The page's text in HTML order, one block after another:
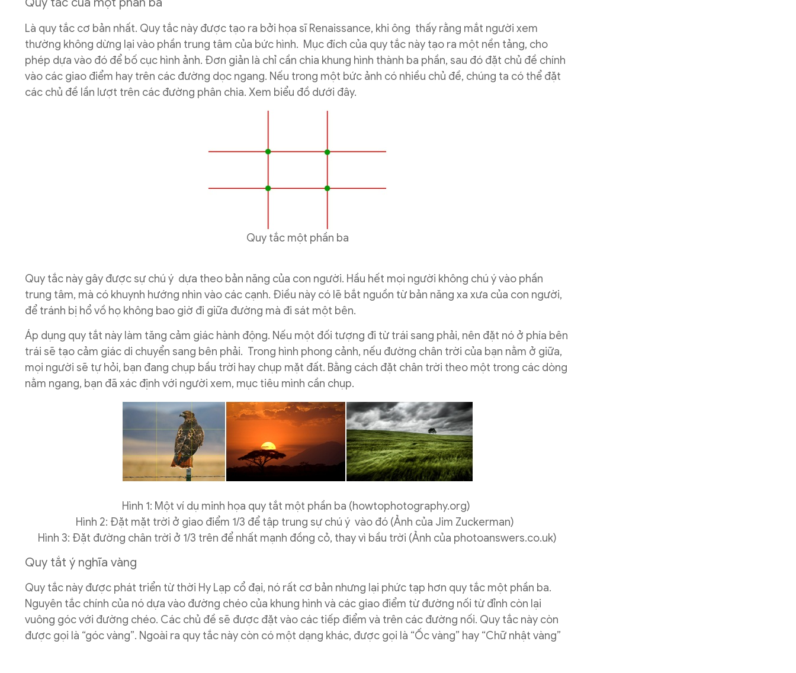
Là quy tắc cơ bản nhất. Quy tắc này được tạo ra bởi họa sĩ Renaissance, khi ông thấy rằng mắt người xem
thường không dừng lại vào phần trung tâm của bức hình. Mục đích của quy tắc này tạo ra một nền tảng, cho
phép dựa vào đó để bố cục hình ảnh. Đơn giản là chỉ cần chia khung hình thành ba phần, sau đó đặt chủ đề chính
vào các giao điểm hay trên các đường dọc ngang. Nếu trong một bức ảnh có nhiều chủ đề, chúng ta có thể đặt
các chủ đề lần lượt trên các đường phân chia. Xem biểu đồ dưới đây.
Quy tắc một phần ba
Quy tắc này gây được sự chú ý dựa theo bản năng của con người. Hầu hết mọi người không chú ý vào phần
trung tâm, mà có khuynh hướng nhìn vào các cạnh. Điều này có lẽ bắt nguồn từ bản năng xa xưa của con người,
để tránh bị hổ vồ họ không bao giờ đi giữa đường mà đi sát một bên.
Áp dụng quy tắt này làm tăng cảm giác hành động. Nếu một đối tượng đi từ trái sang phải, nên đặt nó ở phía bên
trái sẽ tạo cảm giác di chuyển sang bên phải. Trong hình phong cảnh, nếu đường chân trời của bạn nằm ở giữa,
mọi người sẽ tự hỏi, bạn đang chụp bầu trời hay chụp mặt đất. Bằng cách đặt chân trời theo một trong các dòng
nằm ngang, bạn đã xác định với người xem, mục tiêu mình cần chụp.
Hình 1: Một ví dụ minh họa quy tắt một phần ba (howtophotography.org)
Hình 2: Đặt mặt trời ở giao điểm 1/3 để tập trung sự chú ý vào đó (Ảnh của Jim Zuckerman)
Hình 3: Đặt đường chân trời ở 1/3 trên để nhất mạnh đồng cỏ, thay vì bầu trời (Ảnh của photoanswers.co.uk)
Quy tắt ý nghĩa vàng
Quy tắc này được phát triển từ thời Hy Lạp cổ đại, nó rất cơ bản nhưng lại phức tạp hơn quy tắc một phần ba.
Nguyên tắc chính của nó dựa vào đường chéo của khung hình và các giao điểm từ đường nối từ đỉnh còn lại
vuông góc với đường chéo. Các chủ đề sẽ được đặt vào các tiếp điểm và trên các đường nối. Quy tắc này còn
được gọi là “góc vàng”. Ngoài ra quy tắc này còn có một dạng khác, được gọi là “Ốc vàng” hay “Chữ nhật vàng”